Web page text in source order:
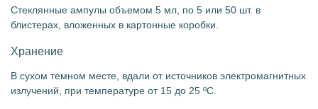
Стеклянные ампулы объемом 5 мл, по 5 или 50 шт. в
блистерах, вложенных в картонные коробки.
Хранение
В сухом темном месте, вдали от источников электромагнитных
излучений, при температуре от 15 до 25 ºС.